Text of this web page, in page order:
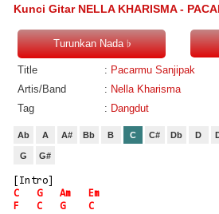
Kunci Gitar NELLA KHARISMA -
Title : Pacarmu Sanjipak
Artis/Band
: Nella Kharisma
Tag
: Dangdut
Ab A A# Bb B C C# Db D
G G#
[Intro]
C
G Am
Em
F
C G C